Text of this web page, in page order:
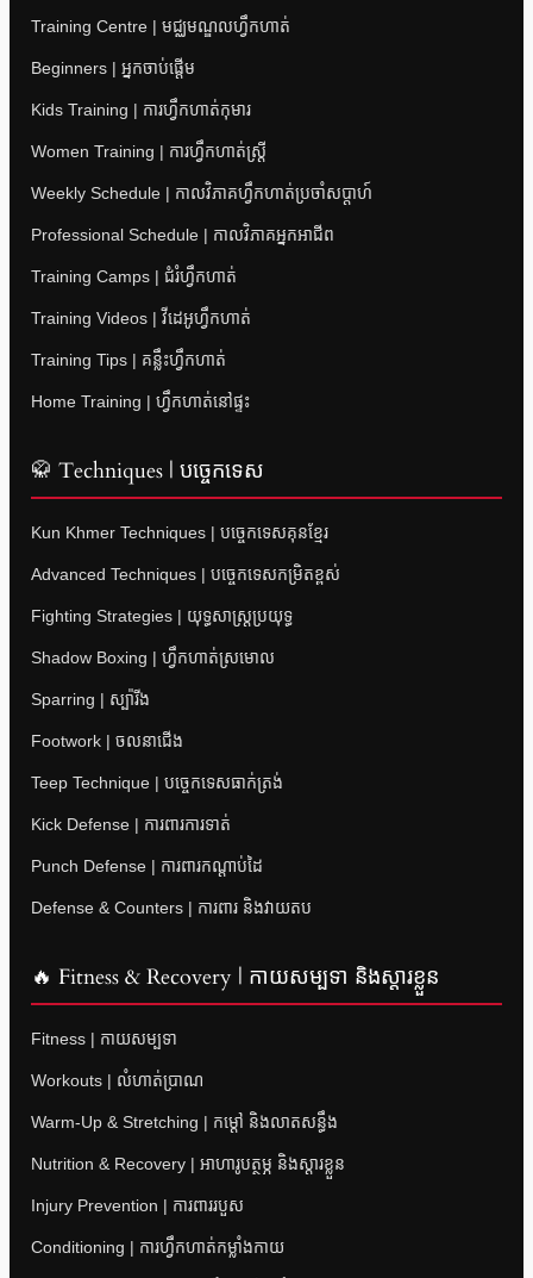
Training Centre | មជ្ឈមណ្ឌលហ្វឹកហាត់
Beginners | អ្នកចាប់ផ្តើម
Kids Training | ការហ្វឹកហាត់កុមារ
Women Training | ការហ្វឹកហាត់ស្ត្រី
Weekly Schedule | កាលវិភាគហ្វឹកហាត់ប្រចាំសប្តាហ៍
Professional Schedule | កាលវិភាគអ្នកអាជីព
Training Camps | ជំរំហ្វឹកហាត់
Training Videos | វីដេអូហ្វឹកហាត់
Training Tips | គន្លឹះហ្វឹកហាត់
Home Training | ហ្វឹកហាត់នៅផ្ទះ
🥋 Techniques | បច្ចេកទេស
Kun Khmer Techniques | បច្ចេកទេសគុនខ្មែរ
Advanced Techniques | បច្ចេកទេសកម្រិតខ្ពស់
Fighting Strategies | យុទ្ធសាស្ត្រប្រយុទ្ធ
Shadow Boxing | ហ្វឹកហាត់ស្រមោល
Sparring | ស្ប៉ារីង
Footwork | ចលនាជើង
Teep Technique | បច្ចេកទេសធាក់ត្រង់
Kick Defense | ការពារការទាត់
Punch Defense | ការពារកណ្តាប់ដៃ
Defense & Counters | ការពារ និងវាយតប
🔥 Fitness & Recovery | កាយសម្បទា និងស្តារខ្លួន
Fitness | កាយសម្បទា
Workouts | លំហាត់ប្រាណ
Warm-Up & Stretching | កម្តៅ និងលាតសន្ធឹង
Nutrition & Recovery | អាហារូបត្ថម្ភ និងស្តារខ្លួន
Injury Prevention | ការពាររបួស
Conditioning | ការហ្វឹកហាត់កម្លាំងកាយ